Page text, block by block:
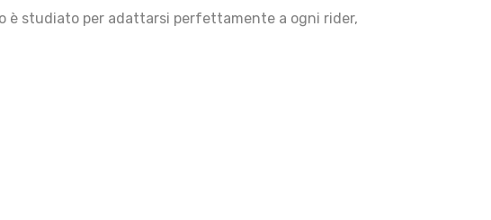
è studiato per adattarsi perfettamente a ogni rider,